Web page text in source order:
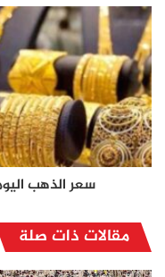
سعر الذهب
مقالات ذات صلة